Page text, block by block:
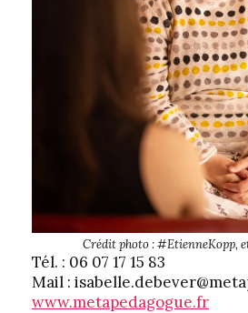
Crédit photo : #EtienneKopp,
Tél. : 06 07 17 15 83
Mail :
www.metapedagogue.fr